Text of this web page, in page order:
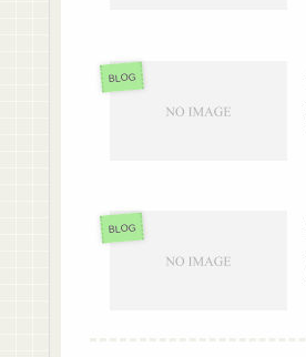
BLOG
BLOG